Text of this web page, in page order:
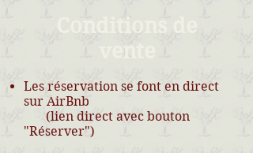
Conditions de
vente
Les réservation se font en direct
sur AirBnb
(lien direct avec bouton
"Réserver")